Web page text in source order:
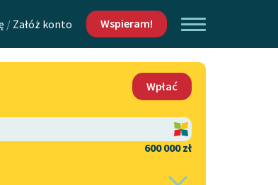
/ Załóż konto Wspieram!
Kontakt
O projekcie
Wpłać
600 000 zł